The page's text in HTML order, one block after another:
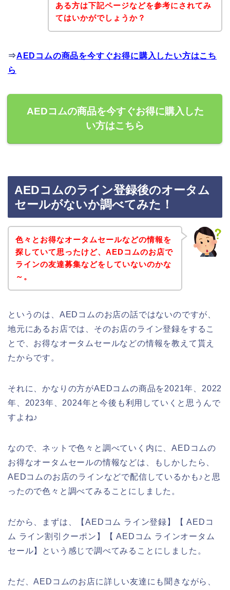
ある方は下記ページなどを参考にされてみ
てはいかがでしょうか？
⇒AEDコムの商品を今すぐお得に購入したい方はこち
ら
AEDコムの商品を今すぐお得に購入した
い方はこちら
AEDコムのライン登録後のオータム
セールがないか調べてみた！
色々とお得なオータムセールなどの情報を
探していて思ったけど、AEDコムのお店で
ラインの友達募集などをしていないのかな
～。
というのは、AEDコムのお店の話ではないのですが、
地元にあるお店では、そのお店のライン登録をするこ
とで、お得なオータムセールなどの情報を教えて貰え
たからです。
それに、かなりの方がAEDコムの商品を2021年、2022
年、2023年、2024年と今後も利用していくと思うんで
すよね♪
なので、ネットで色々と調べていく内に、AEDコムの
お得なオータムセールの情報などは、もしかしたら、
AEDコムのお店のラインなどで配信しているかも♪と思
ったので色々と調べてみることにしました。
だから、まずは、【AEDコム ライン登録】【 AEDコ
ム ライン割引クーポン】【 AEDコム ラインオータム
セール】という感じで調べてみることにしました。
ただ、AEDコムのお店に詳しい友達にも聞きながら、